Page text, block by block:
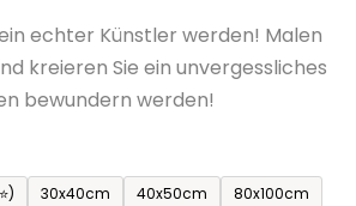
echter Künstler werden! Malen
kreieren Sie ein unvergessliches
bewundern werden!
30x40cm 40x50cm 80x100cm